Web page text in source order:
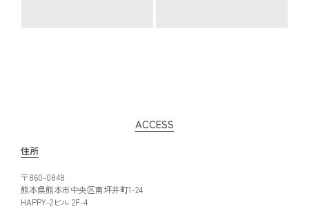
ACCESS
住所
〒860-0848
熊本県熊本市中央区南坪井町1-24
HAPPY-2ビル 2F-4